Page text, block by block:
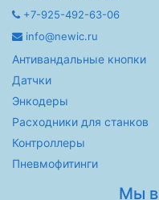
+7-925-492-63-06
info@newic.ru
Антивандальные кнопки
Датчки
Энкодеры
Расходники для станков
Контроллеры
Пневмофитинги
Мы в